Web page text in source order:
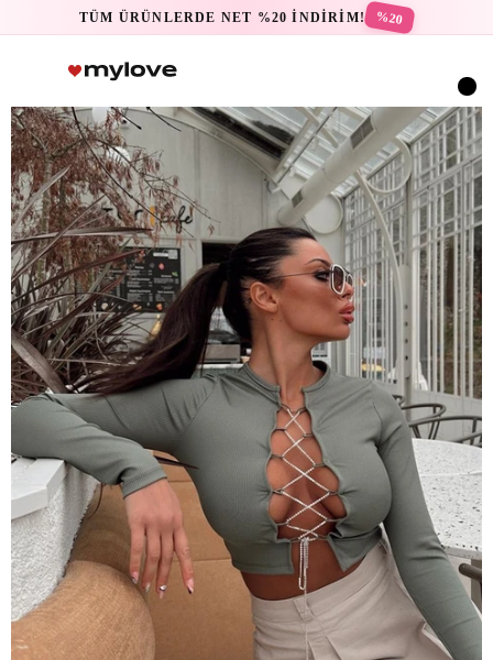
TÜM ÜRÜNLERDE NET %20 İNDİRİM! %20